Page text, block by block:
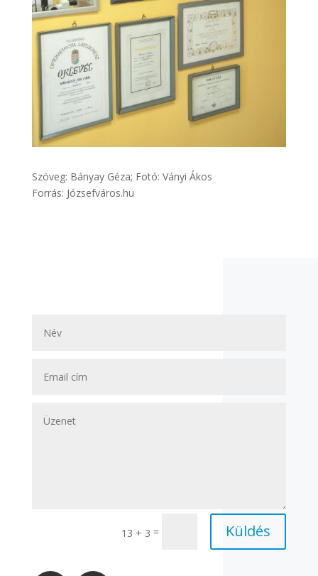
Szöveg: Bányay Géza; Fotó: Ványi Ákos
Forrás: Józsefváros.hu
13 + 3 = Küldés